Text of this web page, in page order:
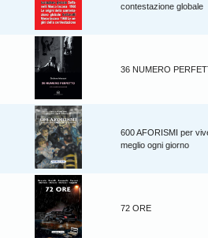
contestazione globale
36 NUMERO
600 AFORISMI per
meglio ogni giorno
72 ORE